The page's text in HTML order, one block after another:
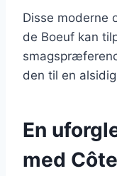
Disse moderne
de Boeuf kan
den til en
En
med